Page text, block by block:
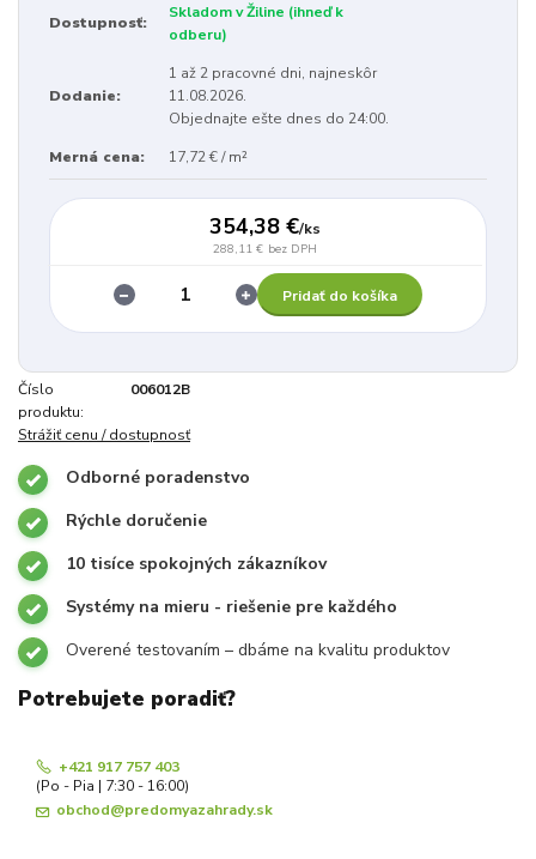
Dostupnosť:
Skladom v Žiline (ihneď k
odberu)
Dodanie:
1 až 2 pracovné dni, najneskôr
11.08.2026.
Objednajte ešte dnes do 24:00.
Merná cena: 17,72 € / m²
354,38 €/ks
288,11 € bez DPH
Pridať do košíka
Číslo
produktu:
006012B
Strážiť cenu / dostupnosť
Odborné poradenstvo
Rýchle doručenie
10 tisíce spokojných zákazníkov
Systémy na mieru - riešenie pre každého
Overené testovaním – dbáme na kvalitu produktov
Potrebujete poradiť?
+421 917 757 403
(Po - Pia | 7:30 - 16:00)
obchod@predomyazahrady.sk